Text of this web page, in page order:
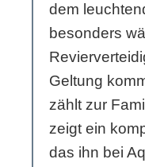
dem
besonders
Geltung
zählt zur
zeigt ein
das ihn bei